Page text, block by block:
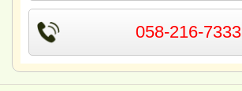
058-216-7333